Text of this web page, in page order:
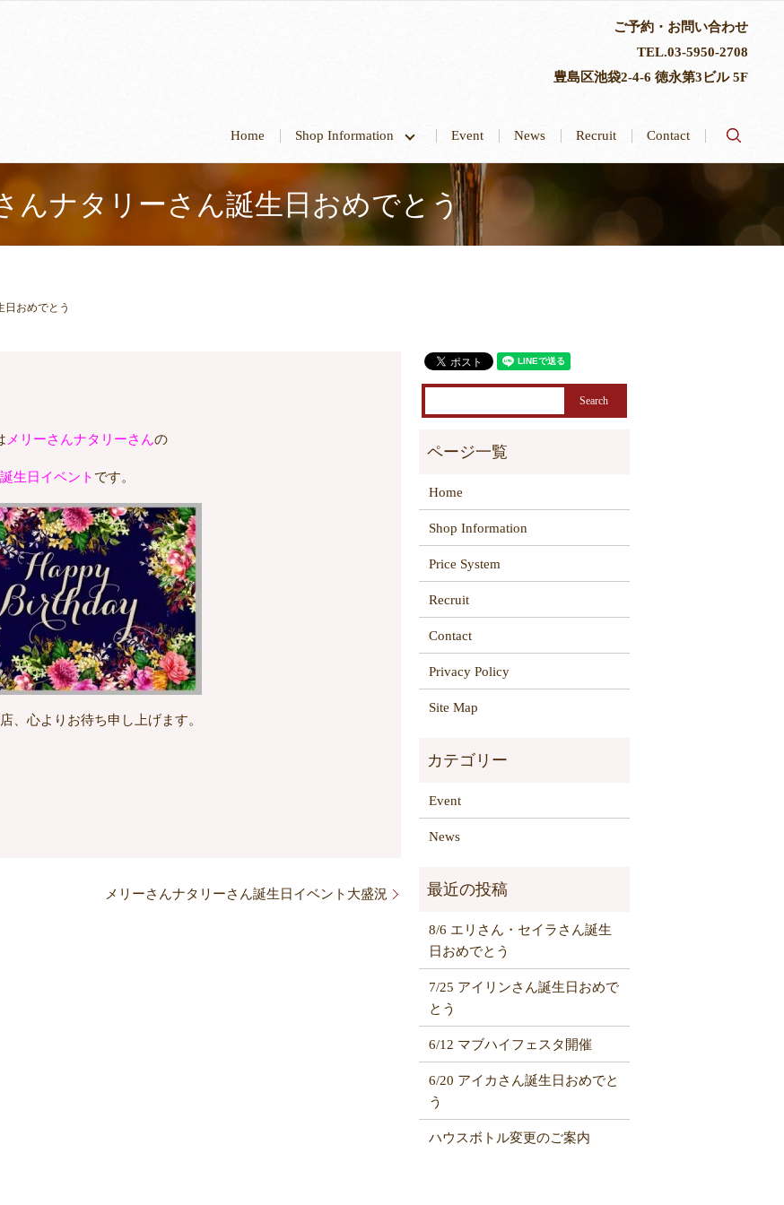
ご予約・お問い合わせ
TEL.03-5950-2708
豊島区池袋2-4-6 徳永第3ビル 5F
Home Shop Information Event News Recruit Contact
んナタリーさん誕生日おめでとう
日おめでとう
メリーさんナタリーさんの
誕生日イベント です。
、心よりお待ち申し上げます。
メリーさんナタリーさん誕生日イベント大盛況
Home
Shop Information
Price System
Recruit
Contact
Privacy Policy
Site Map
Event
News
8/6 エリさん・セイラさん誕生
日おめでとう
7/25 アイリンさん誕生日おめで
とう
6/12 マブハイフェスタ開催
6/20 アイカさん誕生日おめでと
う
ハウスボトル変更のご案内